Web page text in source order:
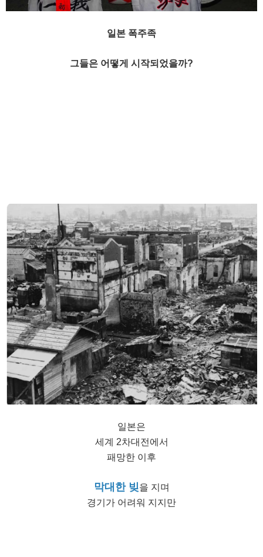
일본 폭주족
그들은 어떻게 시작되었을까?
일본은
세계 2차대전에서
패망한 이후
막대한 빚을 지며
경기가 어려워 지지만